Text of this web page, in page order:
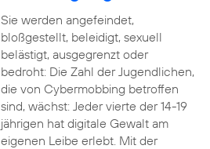
Sie werden angefeindet,
bloßgestellt, beleidigt, sexuell
belästigt, ausgegrenzt oder
bedroht: Die Zahl der Jugendlichen,
die von Cybermobbing betroffen
sind, wächst: Jeder vierte der 14-19
jährigen hat digitale Gewalt am
eigenen Leibe erlebt. Mit der